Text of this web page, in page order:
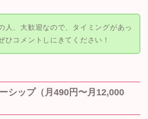
人、大歓迎なので、タイミングがあっ
ひコメントしにきてください！
シップ（月490円〜月12,000